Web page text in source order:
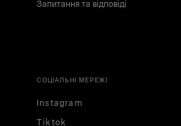
Запитання та відповіді
СОЦІАЛЬНІ МЕРЕЖІ
Instagram
Tiktok